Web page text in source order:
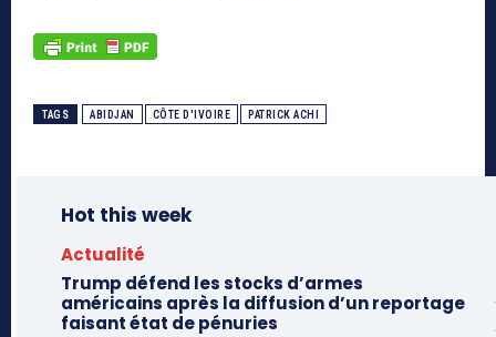
TAGS ABIDJAN CÔTE D'IVOIRE PATRICK ACHI
Hot this week
Actualité
Trump défend les stocks d’armes
américains après la diffusion d’un reportage
faisant état de pénuries